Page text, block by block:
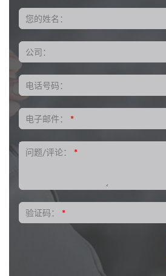
您的姓名：
公司：
电话号码：
电子邮件： *
问题/评论： *
验证码： *